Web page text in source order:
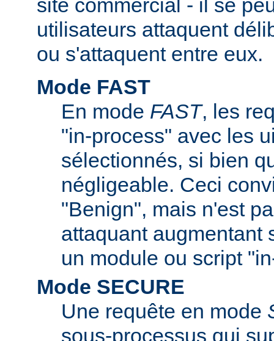
site commercial - il se
utilisateurs attaquent
ou s'attaquent entre eux.
Mode FAST
En mode FAST, les
"in-process" avec les
sélectionnés, si bien
négligeable. Ceci
"Benign", mais n'est
attaquant augmentant
un module ou script
Mode SECURE
Une requête en mode
sous-processus qui